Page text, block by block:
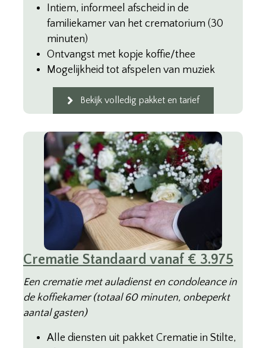
Intiem, informeel afscheid in de
familiekamer van het crematorium (30
minuten)
Ontvangst met kopje koffie/thee
Mogelijkheid tot afspelen van muziek
Bekijk volledig pakket en tarief
Crematie Standaard vanaf € 3.975
Een crematie met auladienst en condoleance in
de koffiekamer (totaal 60 minuten, onbeperkt
aantal gasten)
Alle diensten uit pakket Crematie in Stilte,